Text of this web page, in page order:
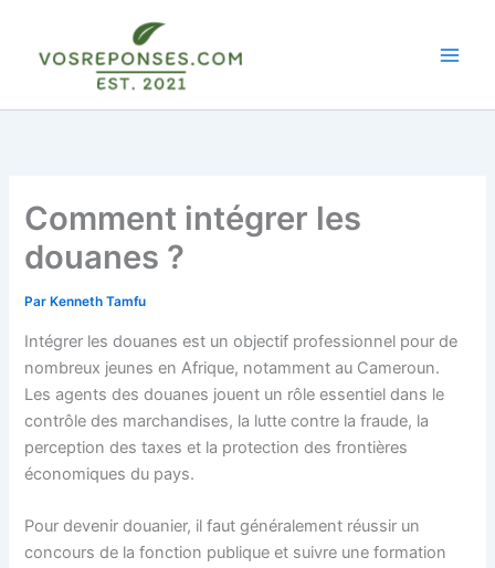
contenu
Comment intégrer les
douanes ?
Par Kenneth Tamfu
Intégrer les douanes est un objectif professionnel pour de
nombreux jeunes en Afrique, notamment au Cameroun.
Les agents des douanes jouent un rôle essentiel dans le
contrôle des marchandises, la lutte contre la fraude, la
perception des taxes et la protection des frontières
économiques du pays.
Pour devenir douanier, il faut généralement réussir un
concours de la fonction publique et suivre une formation